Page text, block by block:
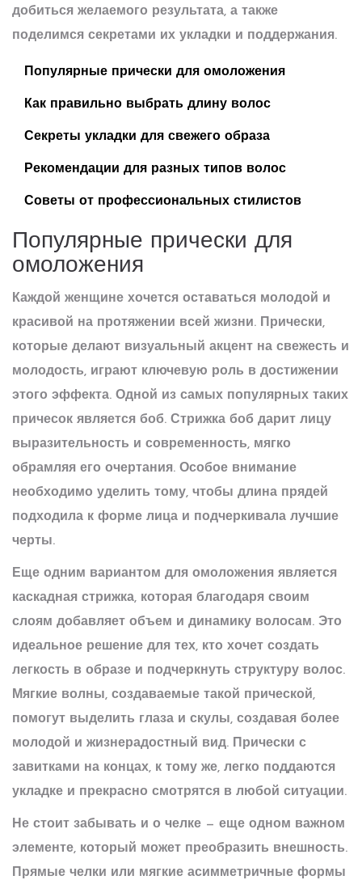
добиться желаемого результата, а также
поделимся секретами их укладки и поддержания.
Популярные прически для омоложения
Как правильно выбрать длину волос
Секреты укладки для свежего образа
Рекомендации для разных типов волос
Советы от профессиональных стилистов
Популярные прически для
омоложения
Каждой женщине хочется оставаться молодой и
красивой на протяжении всей жизни. Прически,
которые делают визуальный акцент на свежесть и
молодость, играют ключевую роль в достижении
этого эффекта. Одной из самых популярных таких
причесок является боб. Стрижка боб дарит лицу
выразительность и современность, мягко
обрамляя его очертания. Особое внимание
необходимо уделить тому, чтобы длина прядей
подходила к форме лица и подчеркивала лучшие
черты.
Еще одним вариантом для омоложения является
каскадная стрижка, которая благодаря своим
слоям добавляет объем и динамику волосам. Это
идеальное решение для тех, кто хочет создать
легкость в образе и подчеркнуть структуру волос.
Мягкие волны, создаваемые такой прической,
помогут выделить глаза и скулы, создавая более
молодой и жизнерадостный вид.
Прически с
завитками на концах, к тому же, легко поддаются
укладке и прекрасно смотрятся в любой ситуации.
Не стоит забывать и о челке — еще одном важном
элементе, который может преобразить внешность.
Прямые челки или мягкие асимметричные формы